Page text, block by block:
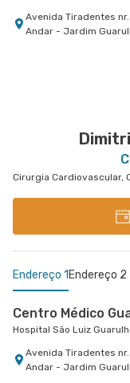
Avenida Tiradentes
Andar - Jardim
Hospital e Maternidade
Rua Francisco
Rua do Oratorio nr.
Endereço 1 Endereço 2
Centro Médico
Hospital São Luiz
Avenida Tiradentes
Andar - Jardim